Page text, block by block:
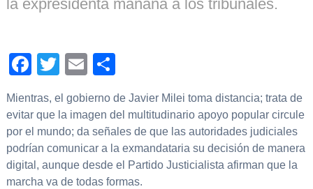
la expresidenta mañana a los tribunales.
Facebook
TwitterEmail
Mientras, el gobierno de Javier Milei toma distancia; trata de
evitar que la imagen del multitudinario apoyo popular circule
por el mundo; da señales de que las autoridades judiciales
podrían comunicar a la exmandataria su decisión de manera
digital, aunque desde el Partido Justicialista afirman que la
marcha va de todas formas.